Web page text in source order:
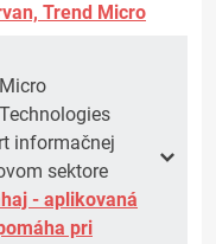
Trend Micro
informačnej
sektore
- aplikovaná
pri